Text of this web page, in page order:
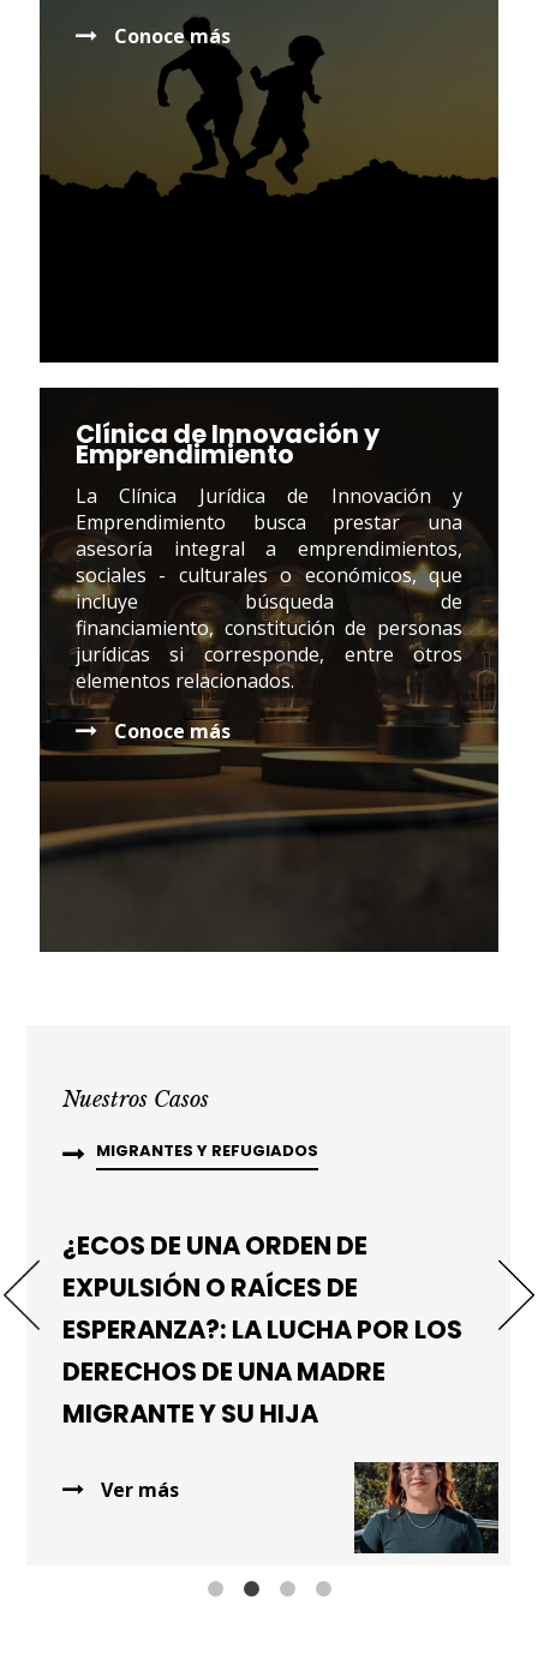
Conoce más
Clínica de Innovación y
Emprendimiento
La Clínica Jurídica de Innovación y
Emprendimiento busca prestar una
asesoría integral a emprendimientos,
sociales - culturales o económicos, que
incluye búsqueda de
financiamiento, constitución de personas
jurídicas si corresponde, entre otros
elementos relacionados.
Conoce más
JUSTICIA AMBIENTAL
Nuestros Casos
MIGRANTES Y REFUGIADOS
¿ECOS DE UNA ORDEN DE
EXPULSIÓN O RAÍCES DE
ESPERANZA?: LA LUCHA POR LOS
DERECHOS DE UNA MADRE
MIGRANTE Y SU HIJA
Ver más
JUSTICIA CRIMINAL
INTERÉS PÚBLICO Y DERECHOS HUMANOS